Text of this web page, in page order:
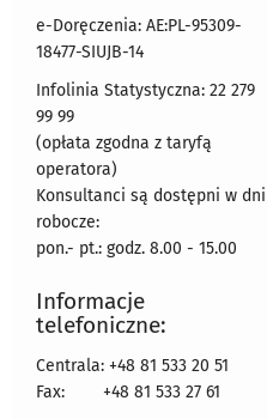
e-Doręczenia: AE:PL-95309-
18477-SIUJB-14
Infolinia Statystyczna: 22 279
99 99
(opłata zgodna z taryfą
operatora)
Konsultanci są dostępni w dni
robocze:
pon.- pt.: godz. 8.00 - 15.00
Informacje
telefoniczne:
Centrala: +48 81 533 20 51
Fax:
+48 81 533 27 61